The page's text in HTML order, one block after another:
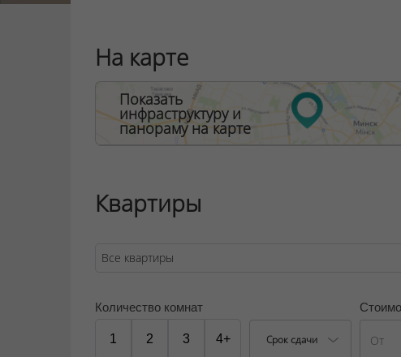
Для удобства лиц с ограниченными
просторные и уютные, красивые и светлые
более 60 м². Инфраструктура фойе тщательно
· стойка консьержа, обеспечивающего порядок и
· место отдыха для гостей с букшерингом
Есть подвальный этаж. Там будут кладовые для
новостроек будущего предусмотрены грузовой
можно спуститься в подвал.
ООО "Твоя столицаконсалт", УНП 190285638,
Договор на оказание риэлтерских услуг № 3/3, от
На карте
Показать
инфраструктуру и
панораму на карте
Квартиры
Количество комнат
1 2 3 4+ Срок сдачи